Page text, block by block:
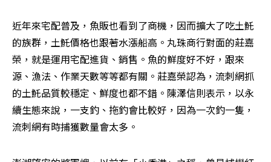
近年來宅配普及，魚販也看到了商機，因而擴大了吃土魠
的族群，土魠價格也跟著水漲船高。丸珠商行對面的莊嘉
榮，就是運用宅配進貨、銷售。魚的鮮度好不好，跟來
源、漁法、作業天數等等都有關。莊嘉榮認為，流刺網抓
的土魠品質較穩定、鮮度也都不錯。陳澤信則表示，以永
續生態來說，一支釣、拖釣會比較好，因為一次釣一隻，
流刺網有時捕獲數量會太多。